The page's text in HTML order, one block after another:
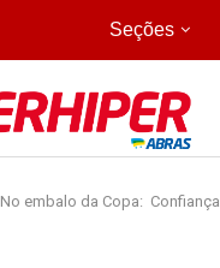
Seções
No embalo da Copa: